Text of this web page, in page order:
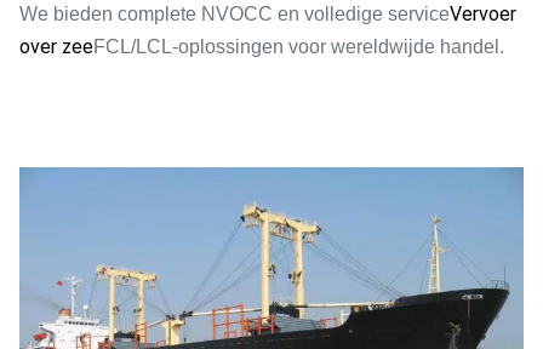
We bieden complete NVOCC en volledige serviceVervoer
over zeeFCL/LCL-oplossingen voor wereldwijde handel.